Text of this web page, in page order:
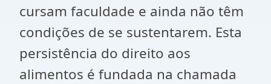
cursam faculdade e ainda não têm
condições de se sustentarem. Esta
persistência do direito aos
alimentos é fundada na chamada